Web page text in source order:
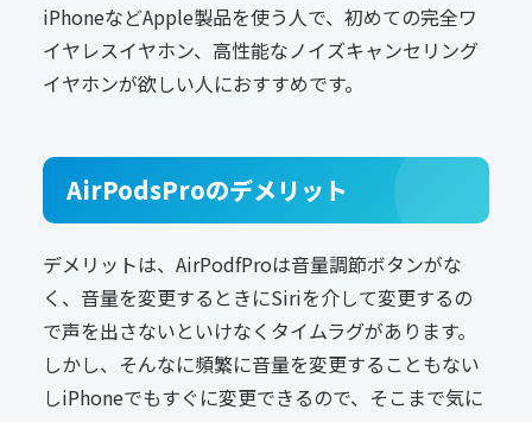
iPhoneなどApple製品を使う人で、初めての完全ワ
イヤレスイヤホン、高性能なノイズキャンセリング
イヤホンが欲しい人におすすめです。
AirPodsProのデメリット
デメリットは、AirPodfProは音量調節ボタンがな
く、音量を変更するときにSiriを介して変更するの
で声を出さないといけなくタイムラグがあります。
しかし、そんなに頻繁に音量を変更することもない
しiPhoneでもすぐに変更できるので、そこまで気に